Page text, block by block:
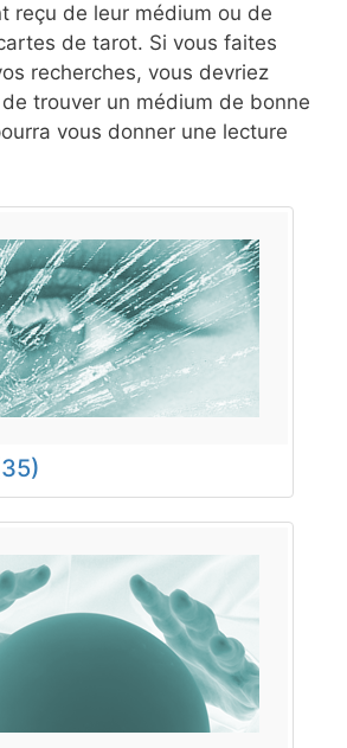
reçu de leur médium ou de
de tarot. Si vous faites
recherches, vous devriez
trouver un médium de bonne
vous donner une lecture